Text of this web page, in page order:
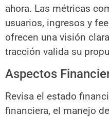
ahora. Las métricas
usuarios, ingresos y
ofrecen una visión
tracción valida su
Aspectos
Revisa el estado
financiera, el manejo